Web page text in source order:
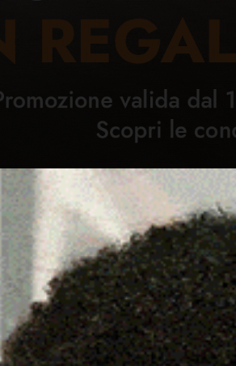
Sardegna Cronaca Attualità
IL 3°